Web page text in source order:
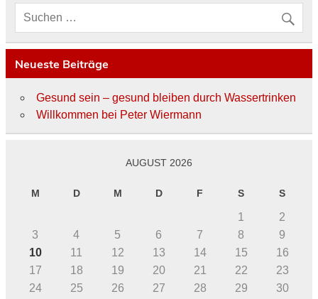
Neueste Beiträge
Gesund sein – gesund bleiben durch Wassertrinken
Willkommen bei Peter Wiermann
AUGUST 2026
M D M D F S S
1
2
3
4 5 6 7 8
9
10
11 12 13 14 15
16
17
18 19 20 21 22
23
24
25 26 27 28 29
30